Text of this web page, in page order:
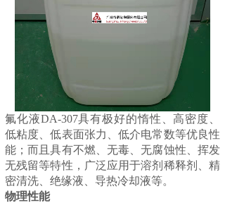
氟化液DA-307具有极好的惰性、高密度、
低粘度、低表面张力、低介电常数等优良性
能；而且具有不燃、无毒、无腐蚀性、挥发
无残留等特性，广泛应用于溶剂稀释剂、精
密清洗、绝缘液、导热冷却液等。
物理性能